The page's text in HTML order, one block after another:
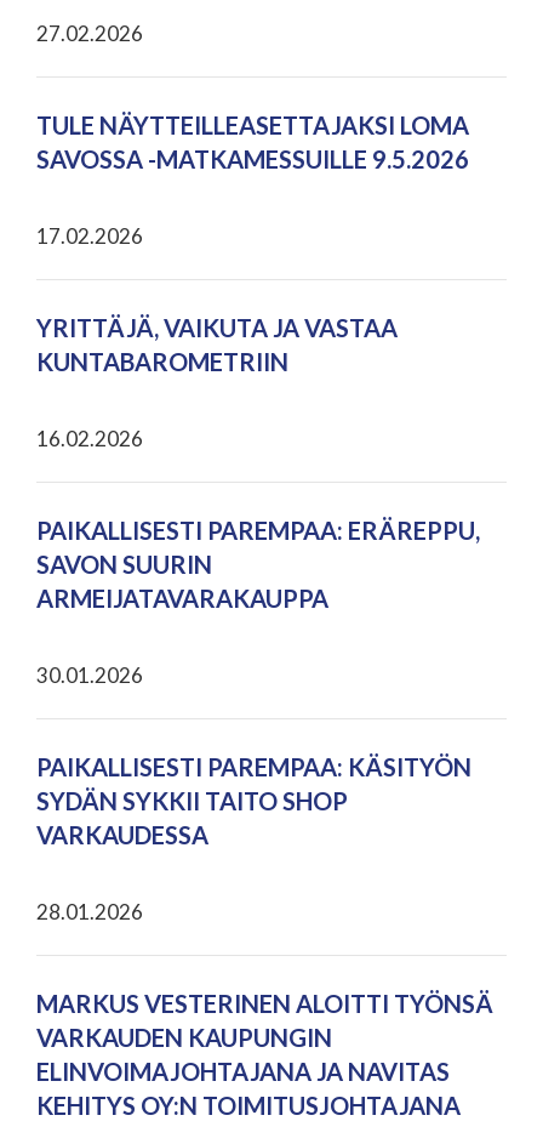
27.02.2026
TULE NÄYTTEILLEASETTAJAKSI LOMA
SAVOSSA -MATKAMESSUILLE 9.5.2026
17.02.2026
YRITTÄJÄ, VAIKUTA JA VASTAA
KUNTABAROMETRIIN
16.02.2026
PAIKALLISESTI PAREMPAA: ERÄREPPU,
SAVON SUURIN
ARMEIJATAVARAKAUPPA
30.01.2026
PAIKALLISESTI PAREMPAA: KÄSITYÖN
SYDÄN SYKKII TAITO SHOP
VARKAUDESSA
28.01.2026
MARKUS VESTERINEN ALOITTI TYÖNSÄ
VARKAUDEN KAUPUNGIN
ELINVOIMAJOHTAJANA JA NAVITAS
KEHITYS OY:N TOIMITUSJOHTAJANA